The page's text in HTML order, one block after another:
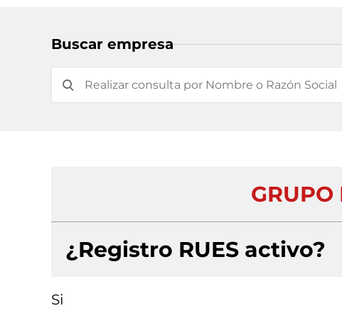
Buscar empresa
GRUPO
¿Registro RUES activo?
Si